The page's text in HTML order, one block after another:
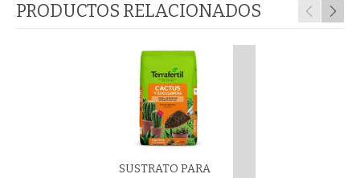
PRODUCTOS RELACIONADOS
SUSTRATO PARA